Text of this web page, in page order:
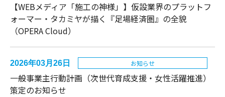
【WEBメディア「施工の神様」】仮設業界のプラットフ
ォーマー・タカミヤが描く『足場経済圏』の全貌
（OPERA Cloud）
2026年03月26日 お知らせ
一般事業主行動計画（次世代育成支援・女性活躍推進）
策定のお知らせ